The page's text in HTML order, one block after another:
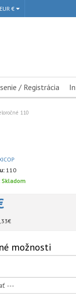
EUR €
/ Registrácia
110
110
Skladom
možnosti